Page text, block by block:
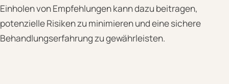
Einholen von Empfehlungen kann dazu beitragen,
potenzielle Risiken zu minimieren und eine sichere
Behandlungserfahrung zu gewährleisten.